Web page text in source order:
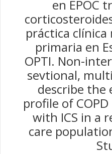
en EPOC
práctica
primaria en
OPTI. Non-
sevtional,
describe the
profile of
with ICS in a
care